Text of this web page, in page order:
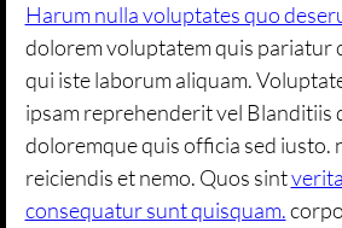
Harum nulla voluptates quo
dolorem voluptatem quis pariatur
qui iste laborum aliquam.
ipsam reprehenderit vel Blanditiis
doloremque quis officia sed iusto.
reiciendis et nemo. Quos sint
consequatur sunt quisquam.